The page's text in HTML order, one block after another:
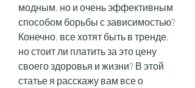
модным, но и очень эффективным
способом борьбы с зависимостью?
Конечно, все хотят быть в тренде,
но стоит ли платить за это цену
своего здоровья и жизни? В этой
статье я расскажу вам все о